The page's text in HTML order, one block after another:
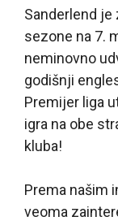
Sanderlend
sezone na 7.
neminovno
godišnji
Premijer liga
igra na obe
kluba!
Prema našim
veoma